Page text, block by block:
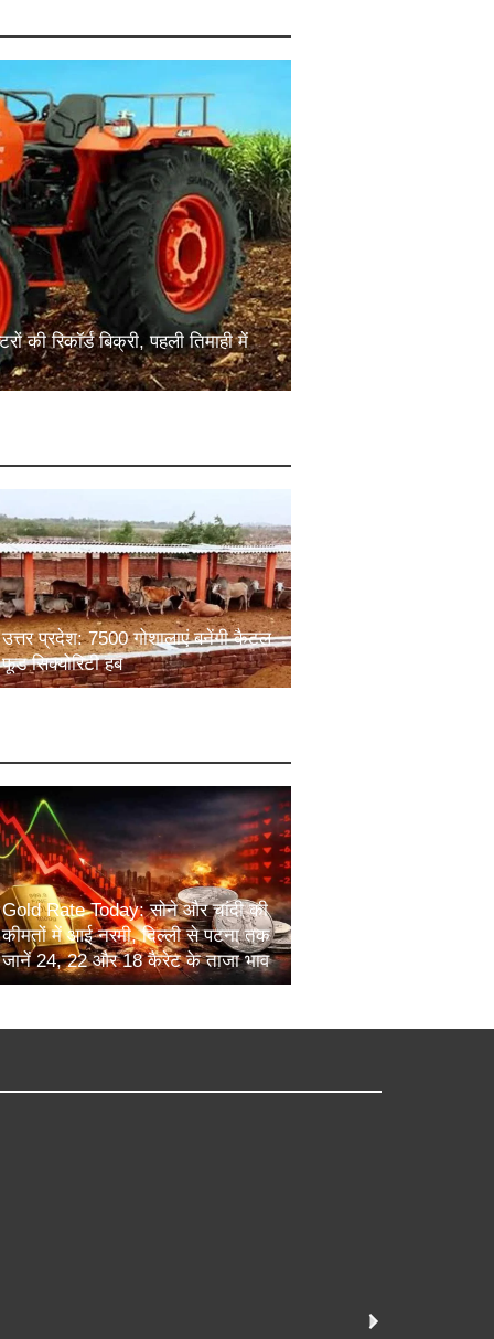
रिकॉर्ड बिक्री, पहली तिमाही में
उत्तर प्रदेश: 7500 गोशालाएं बनेंगी कैटल
फूड सिक्योरिटी हब
Gold Rate Today: सोने और चांदी की
कीमतों में आई नरमी, दिल्ली से पटना तक
जानें 24, 22 और 18 कैरेट के ताजा भाव